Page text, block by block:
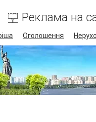
Реклама на
Оголошення